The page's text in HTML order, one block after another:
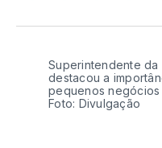
BlueSkyTwitterFacebook
Superintendente da
destacou a
pequenos negócios
Foto: Divulgação